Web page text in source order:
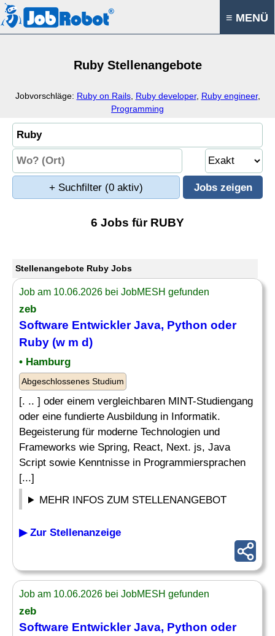
≡ MENÜ
Ruby Stellenangebote
Jobvorschläge: Ruby on Rails, Ruby developer, Ruby engineer,
Programming
+ Suchfilter (0 aktiv)
6 Jobs für RUBY
Stellenangebote Ruby Jobs
Job am 10.06.2026 bei JobMESH gefunden
zeb
Software Entwickler Java, Python oder
Ruby (w m d)
• Hamburg
Abgeschlossenes Studium
[. .. ] oder einem vergleichbaren MINT-Studiengang
oder eine fundierte Ausbildung in Informatik.
Begeisterung für moderne Technologien und
Frameworks wie Spring, React, Next. js, Java
Script sowie Kenntnisse in Programmiersprachen
[...]
MEHR INFOS ZUM STELLENANGEBOT
▶ Zur Stellenanzeige
Job am 10.06.2026 bei JobMESH gefunden
zeb
Software Entwickler Java, Python oder